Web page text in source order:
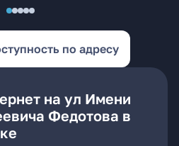
по адресу
на ул Имени
Федотова в